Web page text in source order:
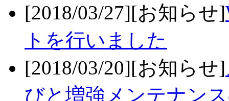
[2018/03/27][お知らせ]
トを行いました
[2018/03/20][お知らせ]
びと増強メンテナン